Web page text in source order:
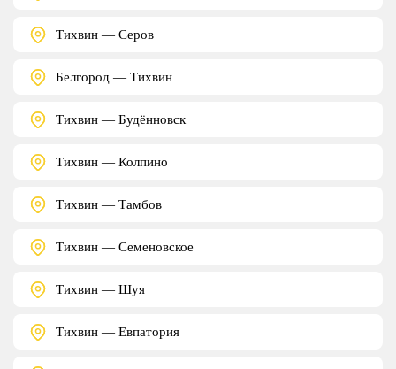
Тихвин — Серов
Белгород — Тихвин
Тихвин — Будённовск
Тихвин — Колпино
Тихвин — Тамбов
Тихвин — Семеновское
Тихвин — Шуя
Тихвин — Евпатория